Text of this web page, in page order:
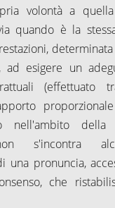
volontà a
quando è la
esigere un
(effettuato
della
s'incontra
una pronuncia,
che